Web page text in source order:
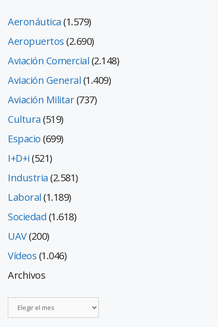
Aeronáutica (1.579)
Aeropuertos (2.690)
Aviación Comercial (2.148)
Aviación General (1.409)
Aviación Militar(737)
Cultura (519)
Espacio (699)
I+D+i (521)
Industria (2.581)
Laboral (1.189)
Sociedad (1.618)
UAV(200)
Vídeos (1.046)
Archivos